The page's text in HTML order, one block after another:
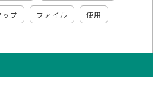
ップ ファイル 使用